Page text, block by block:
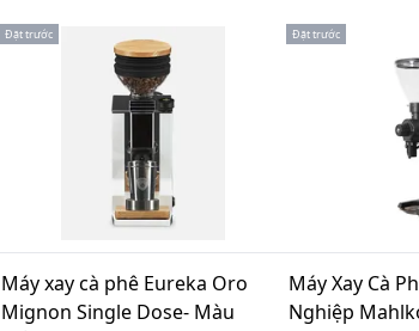
Đặt trước
Máy xay cà phê Eureka Oro
Mignon Single Dose- Màu
Đặt trước
Máy Xay Cà
Nghiệp